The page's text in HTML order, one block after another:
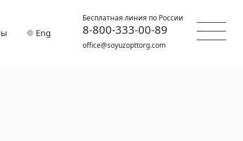
Eng
Бесплатная линия по России
8-800-333-00-89
office@soyuzopttorg.com